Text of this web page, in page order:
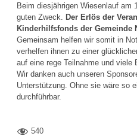
Beim diesjährigen Wiesenlauf am
guten Zweck. Der Erlös der
Kinderhilfsfonds der Gemeinde
Gemeinsam helfen wir somit in
verhelfen ihnen zu einer
auf eine rege Teilnahme und viele
Wir danken auch unseren
Unterstützung. Ohne sie wäre so
durchführbar.
540